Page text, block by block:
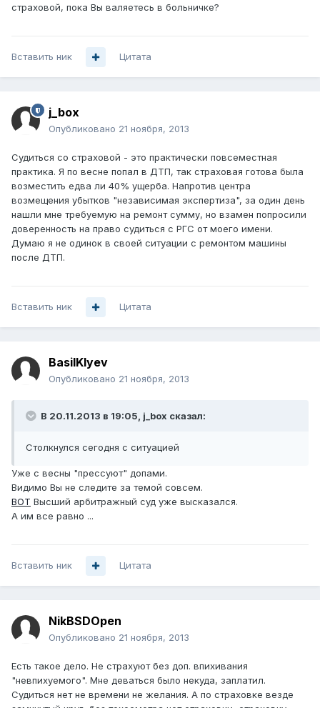
страховой, пока Вы валяетесь в больничке?
Вставить ник Цитата
j_box
Опубликовано 21 ноября, 2013
Судиться со страховой - это практически повсеместная
практика. Я по весне попал в ДТП, так страховая готова была
возместить едва ли 40% ущерба. Напротив центра
возмещения убытков "независимая экспертиза", за один день
нашли мне требуемую на ремонт сумму, но взамен попросили
доверенность на право судиться с РГС от моего имени.
Думаю я не одинок в своей ситуации с ремонтом машины
после ДТП.
Вставить ник Цитата
BasilKlyev
Опубликовано 21 ноября, 2013
В 20.11.2013 в 19:05, j_box сказал:
Столкнулся сегодня с ситуацией
Уже с весны "прессуют" допами.
Видимо Вы не следите за темой совсем.
ВОТ Высший арбитражный суд уже высказался.
А им все равно ...
Вставить ник Цитата
NikBSDOpen
Опубликовано 21 ноября, 2013
Есть такое дело. Не страхуют без доп. впихивания
"невпихуемого". Мне деваться было некуда, заплатил.
Судиться нет не времени не желания. А по страховке везде